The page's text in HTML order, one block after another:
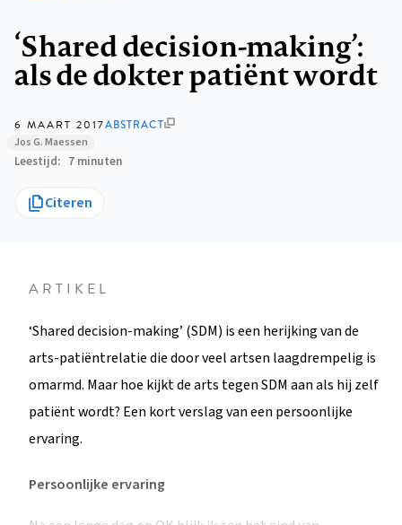
‘Shared decision-making’:
als de dokter patiënt wordt
6 MAART 2017ABSTRACT
Jos G. Maessen
Leestijd 7 minuten
Citeren
ARTIKEL
‘Shared decision-making’ (SDM) is een herijking van de
arts-patiëntrelatie die door veel artsen laagdrempelig is
omarmd. Maar hoe kijkt de arts tegen SDM aan als hij zelf
patiënt wordt? Een kort verslag van een persoonlijke
ervaring.
Persoonlijke ervaring